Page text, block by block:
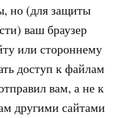
но (для защиты
ваш браузер
или стороннему
доступ к файлам
вам, а не к
другими сайтами